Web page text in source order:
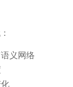
义网络